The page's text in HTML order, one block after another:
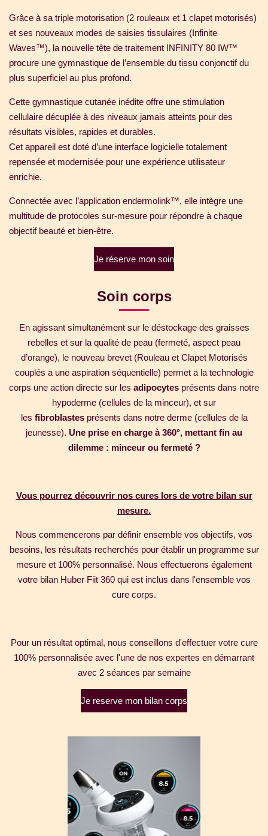
Grâce à sa triple motorisation (2 rouleaux et 1 clapet motorisés)
et ses nouveaux modes de saisies tissulaires (Infinite
Waves™), la nouvelle tête de traitement INFINITY 80 IW™
procure une gymnastique de l’ensemble du tissu conjonctif du
plus superficiel au plus profond.
Cette gymnastique cutanée inédite offre une stimulation
cellulaire décuplée à des niveaux jamais atteints pour des
résultats visibles, rapides et durables.
Cet appareil est doté d’une interface logicielle totalement
repensée et modernisée pour une expérience utilisateur
enrichie.
Connectée avec l’application endermolink™, elle intègre une
multitude de protocoles sur-mesure pour répondre à chaque
objectif beauté et bien-être.
Je réserve mon soin
Soin corps
En agissant simultanément sur le déstockage des graisses
rebelles et sur la qualité de peau (fermeté, aspect peau
d’orange), le nouveau brevet (Rouleau et Clapet Motorisés
couplés a une aspiration séquentielle) permet a la technologie
corps une action directe sur les adipocytes présents dans notre
hypoderme (cellules de la minceur), et sur
les fibroblastes présents dans notre derme (cellules de la
jeunesse). Une prise en charge à 360°, mettant fin au
dilemme : minceur ou fermeté ?
Vous pourrez découvrir nos cures lors de votre bilan sur
mesure.
Nous commencerons par définir ensemble vos objectifs, vos
besoins, les résultats recherchés pour établir un programme sur
mesure et 100% personnalisé. Nous effectuerons également
votre bilan Huber Fiit 360 qui est inclus dans l'ensemble vos
cure corps.
Pour un résultat optimal, nous conseillons d'effectuer votre cure
100% personnalisée avec l'une de nos expertes en démarrant
avec 2 séances par semaine
Je reserve mon bilan corps